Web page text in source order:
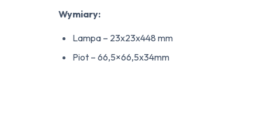
Wymiary:
Lampa – 23x23x448 mm
Piot – 66,5×66,5x34mm